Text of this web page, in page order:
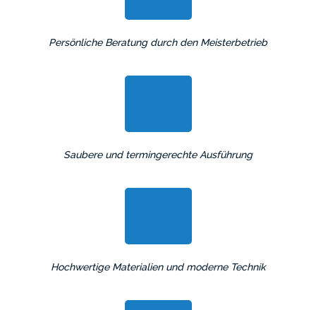
Persönliche Beratung durch den Meisterbetrieb
Saubere und termingerechte Ausführung
Hochwertige Materialien und moderne Technik